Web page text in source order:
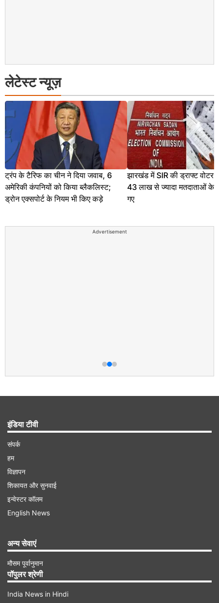
लेटेस्ट न्यूज़
ट्रंप के टैरिफ का चीन ने दिया जवाब, 6
अमेरिकी कंपनियों को किया ब्लैकलिस्ट;
ड्रोन एक्सपोर्ट के नियम भी किए कड़े
झारखंड में SIR की ड्राफ्ट वोटर
43 लाख से ज्यादा मतदाताओं के
गए
Advertisement
इंडिया टीवी
संपर्क
हम
विज्ञापन
शिकायत और सुनवाई
इन्वेस्टर कॉलम
English News
अन्य सेवाएं
मौसम पूर्वानुमान
पॉपुलर श्रेणी
India News in Hindi